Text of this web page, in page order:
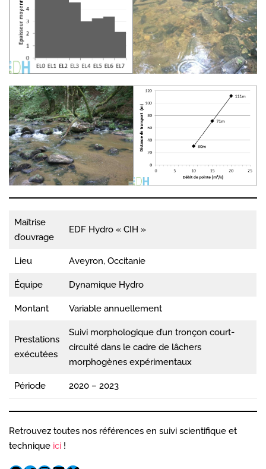
Maîtrise
d’ouvrage
EDF Hydro « CIH »
Lieu Aveyron, Occitanie
Équipe Dynamique Hydro
Montant Variable annuellement
Prestations
exécutées
Suivi morphologique d’un tronçon court-
circuité dans le cadre de lâchers
morphogènes expérimentaux
Période 2020 – 2023
Retrouvez toutes nos références en suivi scientifique et
technique ici !